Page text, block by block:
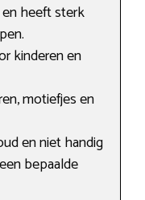
heeft sterk
kinderen en
motiefjes en
en niet handig
bepaalde